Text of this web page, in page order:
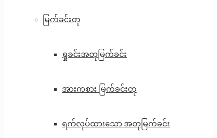
မြက်ခင်းတု
ရှုခင်းအတုမြက်ခင်း
အားကစား မြက်ခင်းတု
ရက်လုပ်ထားသော အတုမြက်ခင်း